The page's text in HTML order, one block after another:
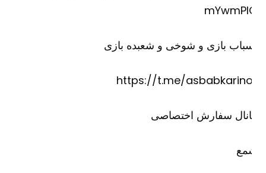
بازی و شوخی و شعبده بازی
https://t.me/
سفارش اختصاصی